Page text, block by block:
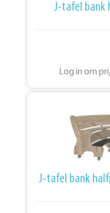
J-tafel bank
Log in om
J-tafel bank